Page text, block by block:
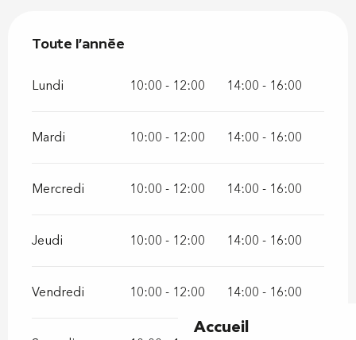
Accueil
Toute l'année
Toute l'année
Lundi 10:00 - 12:00 14:00 - 16:00
Mardi 10:00 - 12:00 14:00 - 16:00
Mercredi 10:00 - 12:00 14:00 - 16:00
Jeudi 10:00 - 12:00 14:00 - 16:00
Vendredi 10:00 - 12:00 14:00 - 16:00